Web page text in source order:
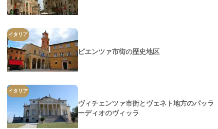
イタリア
ピエンツァ市街の歴史地区
イタリア
ヴィチェンツァ市街とヴェネト地方のパッラ
ーディオのヴィッラ